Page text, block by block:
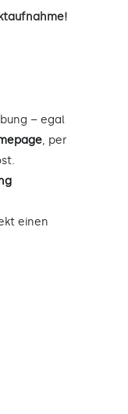
– egal
, per
einen